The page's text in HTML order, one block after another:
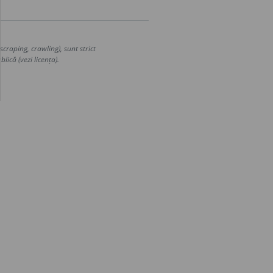
crawling), sunt strict
(vezi licența).